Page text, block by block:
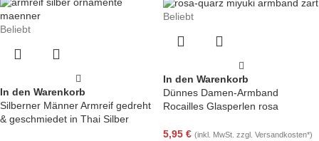
Beliebt
In den Warenkorb
Silberner Männer Armreif gedreht
& geschmiedet in Thai Silber
Beliebt
In den Warenkorb
Dünnes Damen-Armband
Rocailles Glasperlen rosa
5,95 € (inkl. MwSt. zzgl. Versandkosten*)